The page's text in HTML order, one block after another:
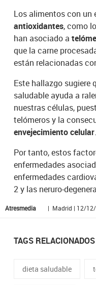
Los alimentos con un
antioxidantes, como
han asociado a
que la carne
están relacionadas
Este hallazgo sugiere
saludable ayuda a
nuestras células,
telómeros y la
envejecimiento celular.
Por tanto, estos
enfermedades
enfermedades
2 y las neruro-
Atresmedia | Madrid | 12/
TAGS RELACIONADOS
dieta saludable